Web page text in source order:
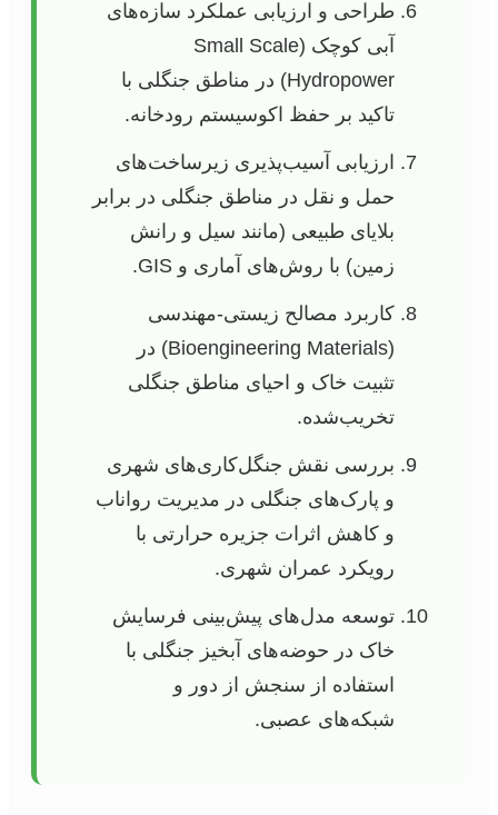
طراحی و ارزیابی عملکرد سازه‌های
آبی کوچک (Small Scale
Hydropower) در مناطق جنگلی با
تاکید بر حفظ اکوسیستم رودخانه.
ارزیابی آسیب‌پذیری زیرساخت‌های
حمل و نقل در مناطق جنگلی در برابر
بلایای طبیعی (مانند سیل و رانش
زمین) با روش‌های آماری و GIS.
کاربرد مصالح زیستی-مهندسی
(Bioengineering Materials) در
تثبیت خاک و احیای مناطق جنگلی
تخریب‌شده.
بررسی نقش جنگل‌کاری‌های شهری
و پارک‌های جنگلی در مدیریت رواناب
و کاهش اثرات جزیره حرارتی با
رویکرد عمران شهری.
توسعه مدل‌های پیش‌بینی فرسایش
خاک در حوضه‌های آبخیز جنگلی با
استفاده از سنجش از دور و
شبکه‌های عصبی.